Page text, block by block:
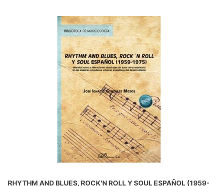
RHYTHM AND BLUES, ROCK'N ROLL Y SOUL ESPAÑOL (1959-